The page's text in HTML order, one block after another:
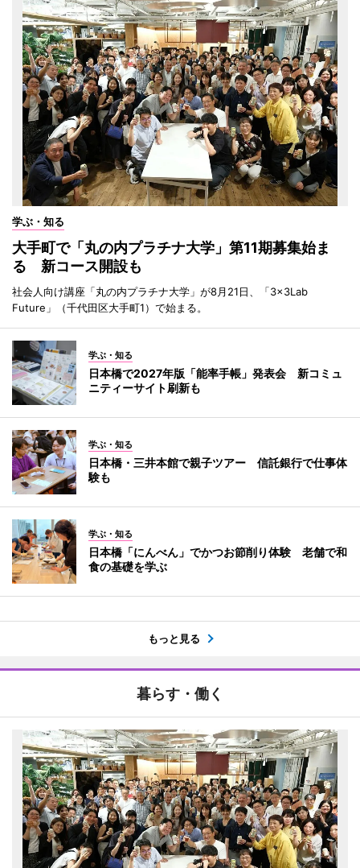
学ぶ・知る
大手町で「丸の内プラチナ大学」第11期募集始ま
る 新コース開設も
社会人向け講座「丸の内プラチナ大学」が8月21日、「3×3Lab
Future」（千代田区大手町1）で始まる。
学ぶ・知る
日本橋で2027年版「能率手帳」発表会 新コミュ
ニティーサイト刷新も
学ぶ・知る
日本橋・三井本館で親子ツアー 信託銀行で仕事体
験も
学ぶ・知る
日本橋「にんべん」でかつお節削り体験 老舗で和
食の基礎を学ぶ
もっと見る
暮らす・働く